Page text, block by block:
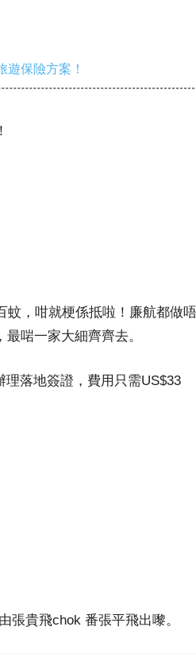
保險方案！
蚊，咁就梗係抵啦！廉航都做唔
啱一家大細齊齊去。
落地簽證，費用只需US$33
張貴飛chok 番張平飛出嚟。